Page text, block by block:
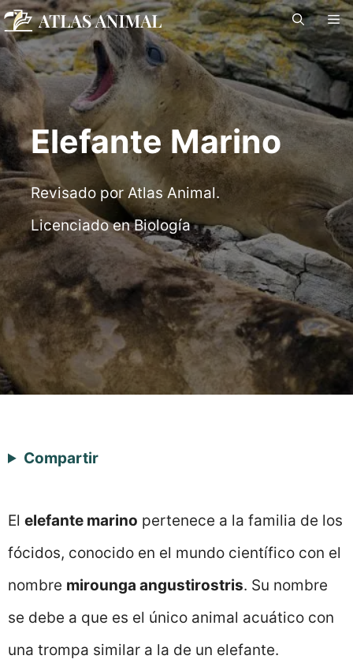
Saltar
al
contenido
Elefante Marino
Revisado por Atlas Animal.
Licenciado en Biología
Compartir
El elefante marino pertenece a la familia de los
fócidos, conocido en el mundo científico con el
nombre mirounga angustirostris. Su nombre
se debe a que es el único animal acuático con
una trompa similar a la de un elefante.